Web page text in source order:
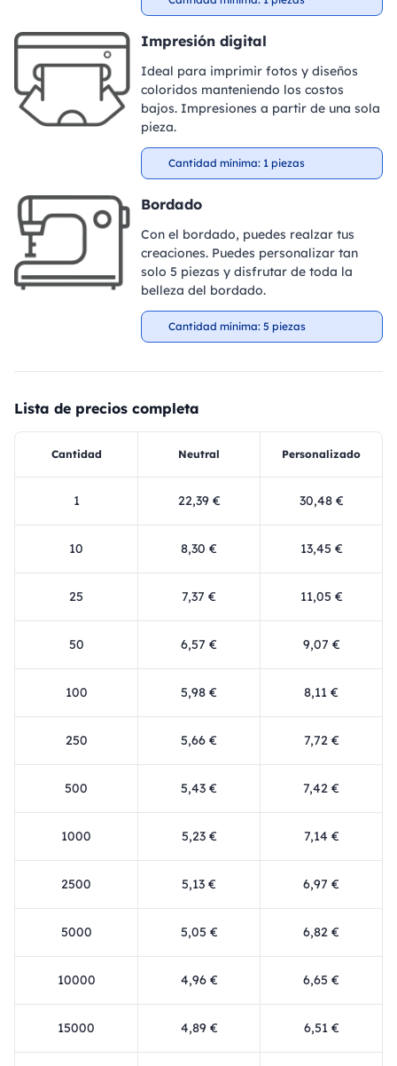
Impresión digital
Ideal para imprimir fotos y diseños
coloridos manteniendo los costos
bajos. Impresiones a partir de una sola
pieza.
Cantidad mínima: 1 piezas
Bordado
Con el bordado, puedes realzar tus
creaciones. Puedes personalizar tan
solo 5 piezas y disfrutar de toda la
belleza del bordado.
Cantidad mínima: 5 piezas
Lista de precios completa
Cantidad Neutral Personalizado
1 22,39 € 30,48 €
10 8,30 € 13,45 €
25 7,37 € 11,05 €
50 6,57 € 9,07 €
100 5,98 € 8,11 €
250 5,66 € 7,72 €
500 5,43 € 7,42 €
1000 5,23 € 7,14 €
2500 5,13 € 6,97 €
5000 5,05 € 6,82 €
10000 4,96 € 6,65 €
15000 4,89 € 6,51 €